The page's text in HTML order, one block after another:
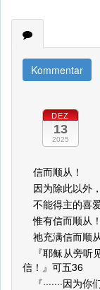
Kommentar
DEZ
13
2025
信而顺从！
因为除此以外，
不能得主的喜
惟有信而顺从！
祂充满信而顺
『耶稣从旁
信！』可五36
『·······因